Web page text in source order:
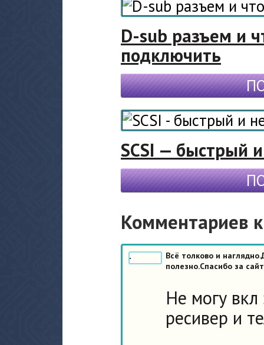
D-sub разъем и
подключить
SCSI — быстрый
Комментариев
Всё толково и
полезно.Спасибо за
Не могу вкл
ресивер и